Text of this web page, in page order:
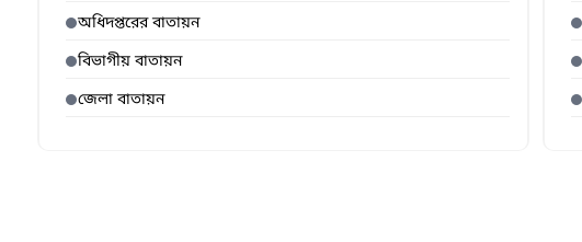
অধিদপ্তরের বাতায়ন
বিভাগীয় বাতায়ন
জেলা বাতায়ন